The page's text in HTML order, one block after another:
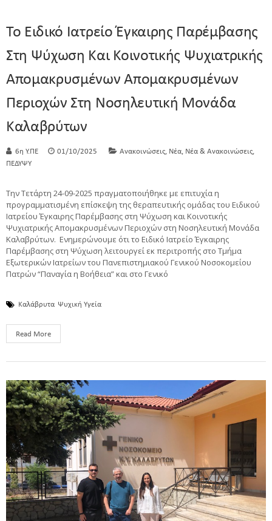
Το Ειδικό Ιατρείο Έγκαιρης Παρέμβασης
Στη Ψύχωση Και Κοινοτικής Ψυχιατρικής
Απομακρυσμένων Απομακρυσμένων
Περιοχών Στη Νοσηλευτική Μονάδα
Καλαβρύτων
6η Υ.ΠΕ 01/10/2025 Ανακοινώσεις, Νέα, Νέα & Ανακοινώσεις,
ΠΕΔΥΨΥ
Την Τετάρτη 24-09-2025 πραγματοποιήθηκε με επιτυχία η
προγραμματισμένη επίσκεψη της θεραπευτικής ομάδας του Ειδικού
Ιατρείου Έγκαιρης Παρέμβασης στη Ψύχωση και Κοινοτικής
Ψυχιατρικής Απομακρυσμένων Περιοχών στη Νοσηλευτική Μονάδα
Καλαβρύτων. Ενημερώνουμε ότι το Ειδικό Ιατρείο Έγκαιρης
Παρέμβασης στη Ψύχωση λειτουργεί εκ περιτροπής στο Τμήμα
Εξωτερικών Ιατρείων του Πανεπιστημιακού Γενικού Νοσοκομείου
Πατρών “Παναγία η Βοήθεια” και στο Γενικό
Καλάβρυτα Ψυχική Υγεία
Read More